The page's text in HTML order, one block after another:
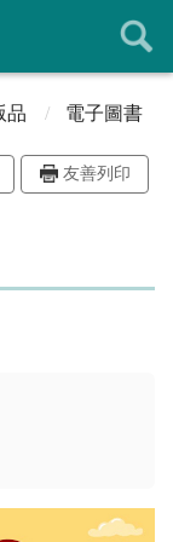
品 電子圖書
友善列印